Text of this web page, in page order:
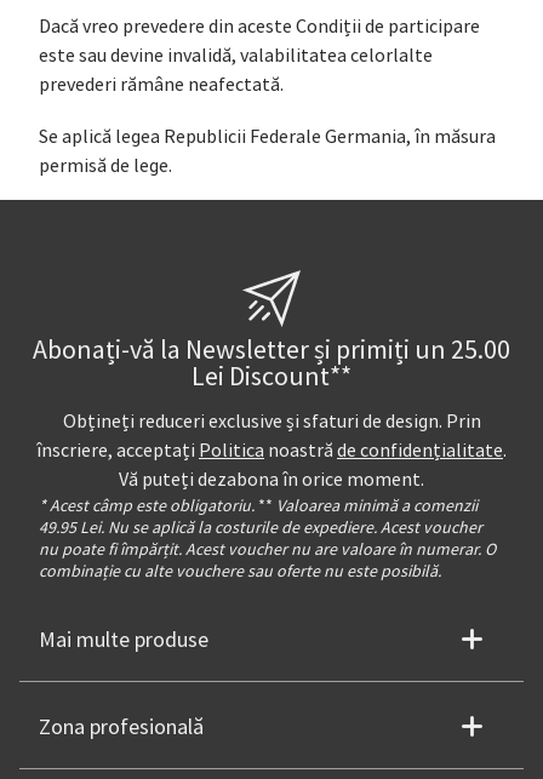
Dacă vreo prevedere din aceste Condiții de participare
este sau devine invalidă, valabilitatea celorlalte
prevederi rămâne neafectată.
Se aplică legea Republicii Federale Germania, în măsura
permisă de lege.
Abonați-vă la Newsletter și primiți un 25.00
Lei Discount**
Obțineți reduceri exclusive și sfaturi de design. Prin
înscriere, acceptați Politica noastră de confidențialitate.
Vă puteți dezabona în orice moment.
* Acest câmp este obligatoriu. ** Valoarea minimă a comenzii
49.95 Lei. Nu se aplică la costurile de expediere. Acest voucher
nu poate fi împărțit. Acest voucher nu are valoare în numerar. O
combinație cu alte vouchere sau oferte nu este posibilă.
Mai multe produse
Zona profesională